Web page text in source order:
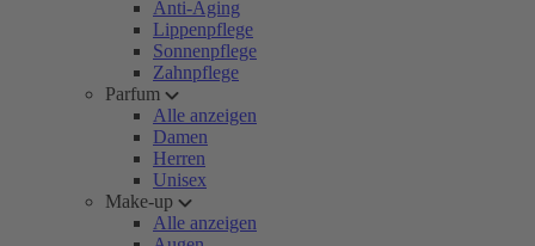
Anti-Aging
Lippenpflege
Sonnenpflege
Zahnpflege
Parfum
Alle anzeigen
Damen
Herren
Unisex
Make-up
Alle anzeigen